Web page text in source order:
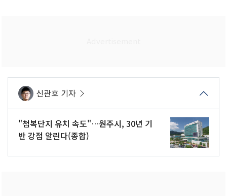
신관호 기자
"첨복단지 유치 속도"…원주시, 30년 기
반 강점 알린다(종합)